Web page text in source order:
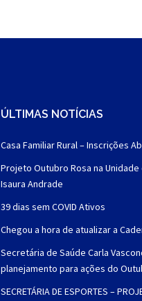
ÚLTIMAS NOTÍCIAS
Casa Familiar Rural – Inscrições
Projeto Outubro Rosa na Unidade
Isaura Andrade
39 dias sem COVID Ativos
Chegou a hora de atualizar a
Secretária de Saúde Carla
planejamento para ações do
SECRETÁRIA DE ESPORTES –